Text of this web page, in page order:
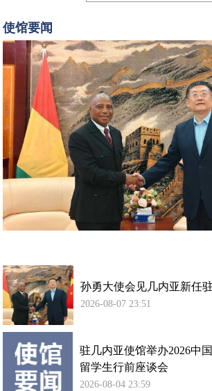
使馆要闻
勇
大
几
亚
新
任
驻
华
大
戴
孙勇大使会见几内亚新任
2026-08-07 23:51
驻几内亚使馆举办2026中
留学生行前座谈会
2026-08-04 23:59